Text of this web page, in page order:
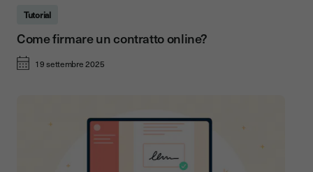
Tutorial
Come firmare un contratto online?
19 settembre 2025